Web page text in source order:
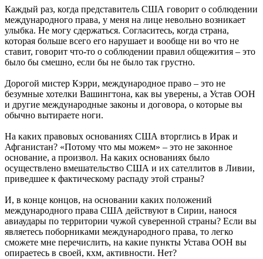
Каждый раз, когда представитель США говорит о соблюдении
международного права, у меня на лице невольно возникает
улыбка. Не могу сдержаться. Согласитесь, когда страна,
которая больше всего его нарушает и вообще ни во что не
ставит, говорит что-то о соблюдении правил общежития – это
было бы смешно, если бы не было так грустно.
Дорогой мистер Кэрри, международное право – это не
безумные хотелки Вашингтона, как вы уверены, а Устав ООН
и другие международные законы и договора, о которые вы
обычно вытираете ноги.
На каких правовых основаниях США вторглись в Ирак и
Афганистан? «Потому что мы можем» – это не законное
основание, а произвол. На каких основаниях было
осуществлено вмешательство США и их сателлитов в Ливии,
приведшее к фактическому распаду этой страны?
И, в конце концов, на основании каких положений
международного права США действуют в Сирии, нанося
авиаудары по территории чужой суверенной страны? Если вы
являетесь поборниками международного права, то легко
сможете мне перечислить, на какие пункты Устава ООН вы
опираетесь в своей, кхм, активности. Нет?